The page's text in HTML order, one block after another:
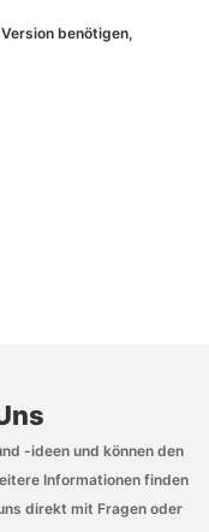
benötigen,
-ideen und können den
Informationen finden
direkt mit Fragen oder